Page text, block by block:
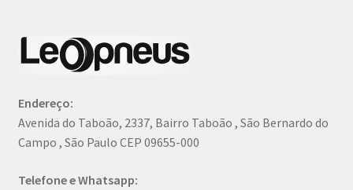
Endereço:
Avenida do Taboão, 2337, Bairro Taboão , São Bernardo do
Campo , São Paulo CEP 09655-000
Telefone e Whatsapp: